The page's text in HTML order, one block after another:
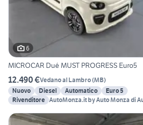
6
MICROCAR Dué MUST PROGRESS Euro5
12.490 €Vedano al Lambro(MB)
Nuovo
Diesel Automatico
Euro 5
Rivenditore AutoMonza.it by Auto Monza di